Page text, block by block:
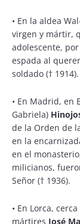
• En la aldea
virgen y mártir,
adolescente,
espada al
soldado († 1914).
• En Madrid, en
Gabriela)
de la Orden de
en la
en el
milicianos,
Señor († 1936).
• En Lorca,
mártires José